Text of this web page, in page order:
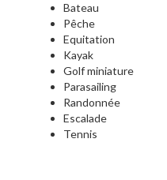
Bateau
Pêche
Equitation
Kayak
Golf miniature
Parasailing
Randonnée
Escalade
Tennis